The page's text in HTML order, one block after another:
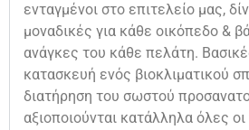
ενταγμένοι στο επιτελείο μας,
μοναδικές για κάθε οικόπεδο &
ανάγκες του κάθε πελάτη.
κατασκευή ενός βιοκλιματικού
διατήρηση του σωστού
αξιοποιούνται κατάλληλα όλες